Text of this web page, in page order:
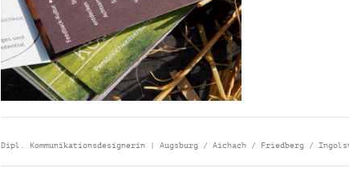
Dipl. Kommunikationsdesignerin | Augsburg / Aichach / Friedberg /